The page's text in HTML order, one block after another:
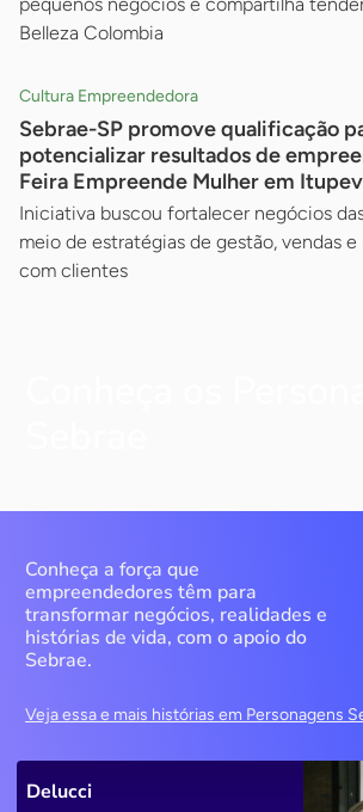
Belleza Colombia
Cultura Empreendedora
Sebrae-SP promove qualificação
potencializar resultados de
Feira Empreende Mulher em
Iniciativa buscou fortalecer negócios
meio de estratégias de gestão, vendas
com clientes
Conheça a força que
empreendedores têm para
transformar negócios, realidades e
histórias de vida, com o apoio do
Sebrae.
Veja essa e mais histórias em Personagens
Delucci